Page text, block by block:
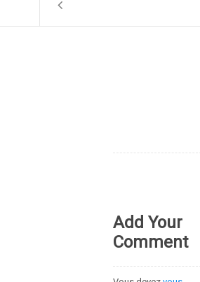
Add Your
Comment